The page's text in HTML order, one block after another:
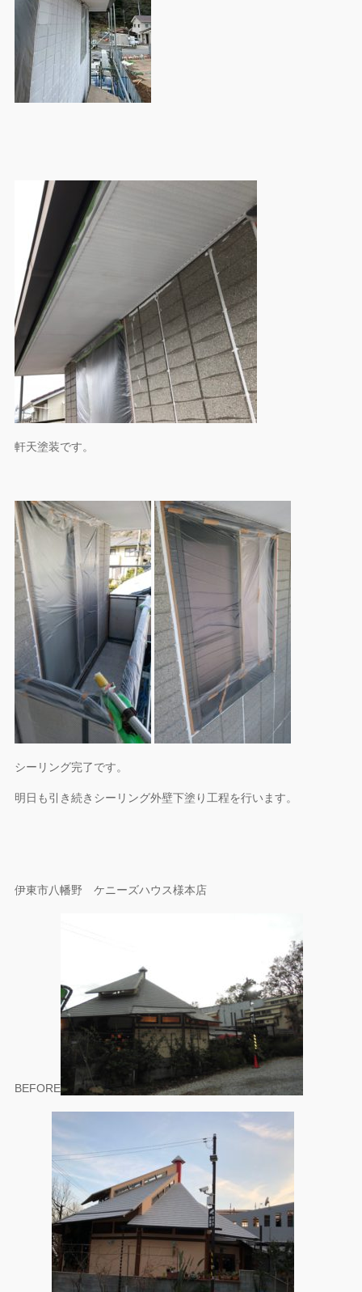
軒天塗装です。
シーリング完了です。
明日も引き続きシーリング外壁下塗り工程を行います。
伊東市八幡野 ケニーズハウス様本店
BEFORE